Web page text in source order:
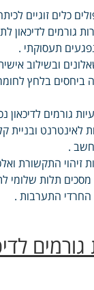
כלים זוגיים
גורמים לדיכאון
תעסוקתי .
ובשילוב
ביחסים בלחץ
גורמים לדיכאון
לאינטרנט ובניית
.
זיהוי התקשורת
תלות שלומי
החרדי התערבות .